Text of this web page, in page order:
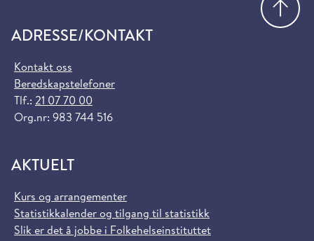
ADRESSE/KONTAKT
Kontakt oss
Beredskapstelefoner
Tlf.: 21 07 70 00
Org.nr: 983 744 516
AKTUELT
Kurs og arrangementer
Statistikkalender og tilgang til statistikk
Slik er det å jobbe i Folkehelseinstituttet